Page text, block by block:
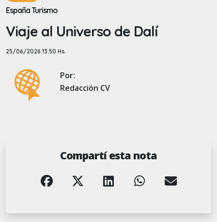
España Turismo
Viaje al Universo de Dalí
25/06/2026 13:50 Hs.
Por:
Redacción CV
Compartí esta nota